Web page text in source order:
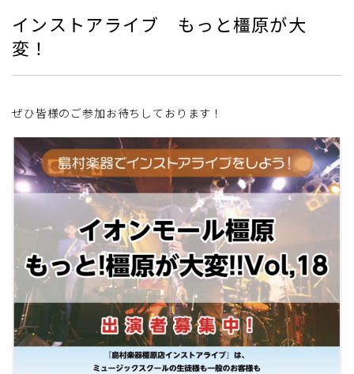
インストアライブ もっと橿原が大
変！
ぜひ皆様のご参加お待ちしております！